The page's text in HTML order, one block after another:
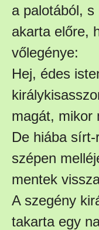
a palotából,
akarta előre,
vőlegénye:
Hej, édes
magát, mikor
De hiába
szépen
mentek
A szegény
takarta egy